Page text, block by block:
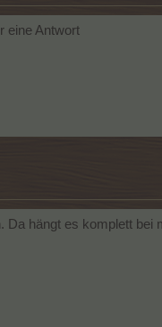
eine Antwort
hängt es komplett bei